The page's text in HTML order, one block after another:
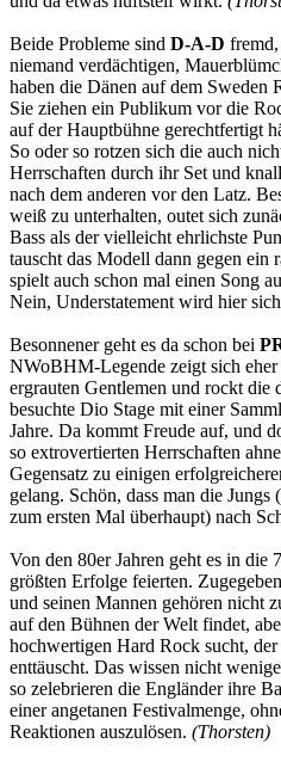
Beide Probleme sind D-A-D
niemand verdächtigen,
haben die Dänen auf dem Sweden
Sie ziehen ein Publikum vor die
auf der Hauptbühne gerechtfertigt
So oder so rotzen sich die auch
Herrschaften durch ihr Set und
nach dem anderen vor den Latz.
weiß zu unterhalten, outet sich
Bass als der vielleicht ehrlichste
tauscht das Modell dann gegen ein
spielt auch schon mal einen Song
Nein, Understatement wird hier
Besonnener geht es da schon bei
NWoBHM-Legende zeigt sich
ergrauten Gentlemen und rockt die
besuchte Dio Stage mit einer
Jahre. Da kommt Freude auf, und
so extrovertierten Herrschaften
Gegensatz zu einigen
gelang. Schön, dass man die
zum ersten Mal überhaupt) nach
Von den 80er Jahren geht es in die
größten Erfolge feierten.
und seinen Mannen gehören nicht
auf den Bühnen der Welt findet,
hochwertigen Hard Rock sucht,
enttäuscht. Das wissen nicht
so zelebrieren die Engländer ihre
einer angetanen Festivalmenge,
Reaktionen auszulösen. (Thorsten)